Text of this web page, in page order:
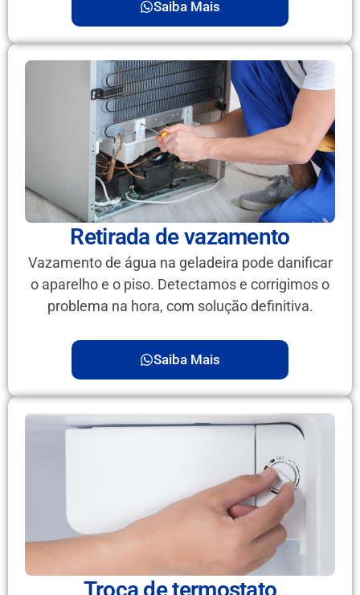
Saiba Mais
Retirada de vazamento
Vazamento de água na geladeira pode danificar
o aparelho e o piso. Detectamos e corrigimos o
problema na hora, com solução definitiva.
Saiba Mais